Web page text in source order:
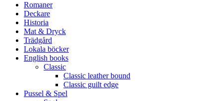
Romaner
Deckare
Historia
Mat & Dryck
Trädgård
Lokala böcker
English books
Classic
Classic leather bound
Classic guilt edge
Pussel & Spel